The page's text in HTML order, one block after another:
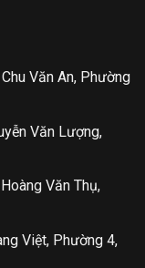
Văn An, Phường
Văn Lượng,
Văn Thụ,
Việt, Phường 4,